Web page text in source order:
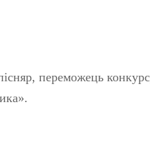
переможець